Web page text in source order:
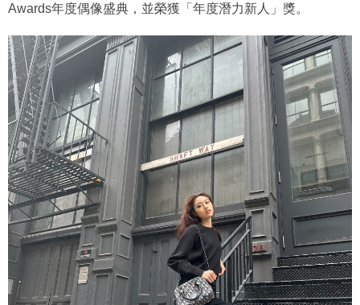
Awards年度偶像盛典，並榮獲「年度潛力新人」獎。